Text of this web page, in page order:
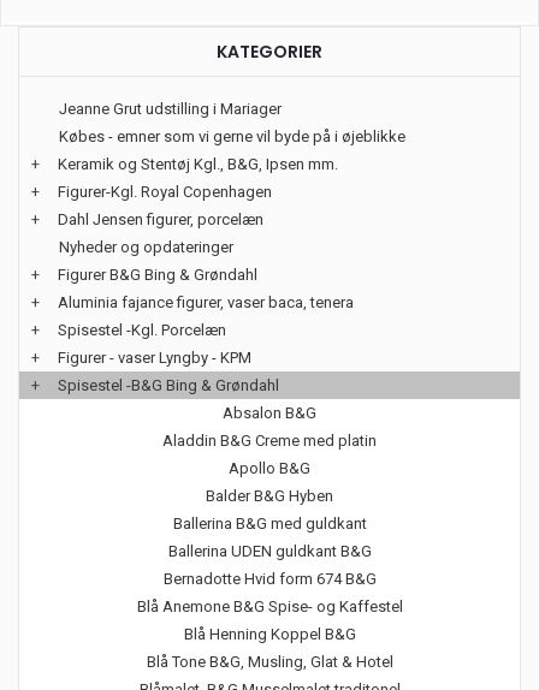
KATEGORIER
Jeanne Grut udstilling i Mariager
Købes - emner som vi gerne vil byde på i øjeblikke
+
Keramik og Stentøj Kgl., B&G, Ipsen mm.
+
Figurer-Kgl. Royal Copenhagen
+
Dahl Jensen figurer, porcelæn
Nyheder og opdateringer
+
Figurer B&G Bing & Grøndahl
+
Aluminia fajance figurer, vaser baca, tenera
+
Spisestel -Kgl. Porcelæn
+
Figurer - vaser Lyngby - KPM
+
Spisestel -B&G Bing & Grøndahl
Absalon B&G
Aladdin B&G Creme med platin
Apollo B&G
Balder B&G Hyben
Ballerina B&G med guldkant
Ballerina UDEN guldkant B&G
Bernadotte Hvid form 674 B&G
Blå Anemone B&G Spise- og Kaffestel
Blå Henning Koppel B&G
Blå Tone B&G, Musling, Glat & Hotel